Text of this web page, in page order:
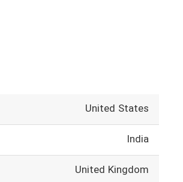
United States
India
United Kingdom